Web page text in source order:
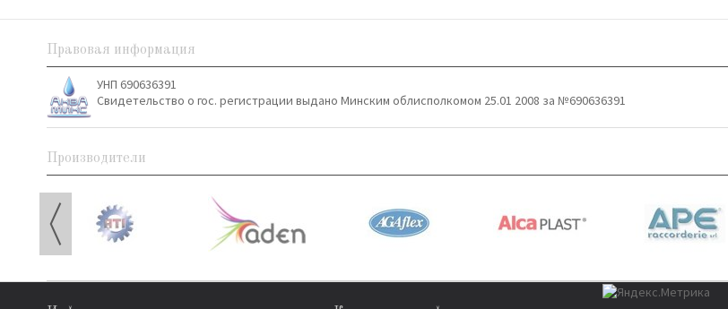
Правовая информация
УНП 690636391
Свидетельство о гос. регистрации выдано Минским облисполкомом 25.01 2008 за №690636391
Производители